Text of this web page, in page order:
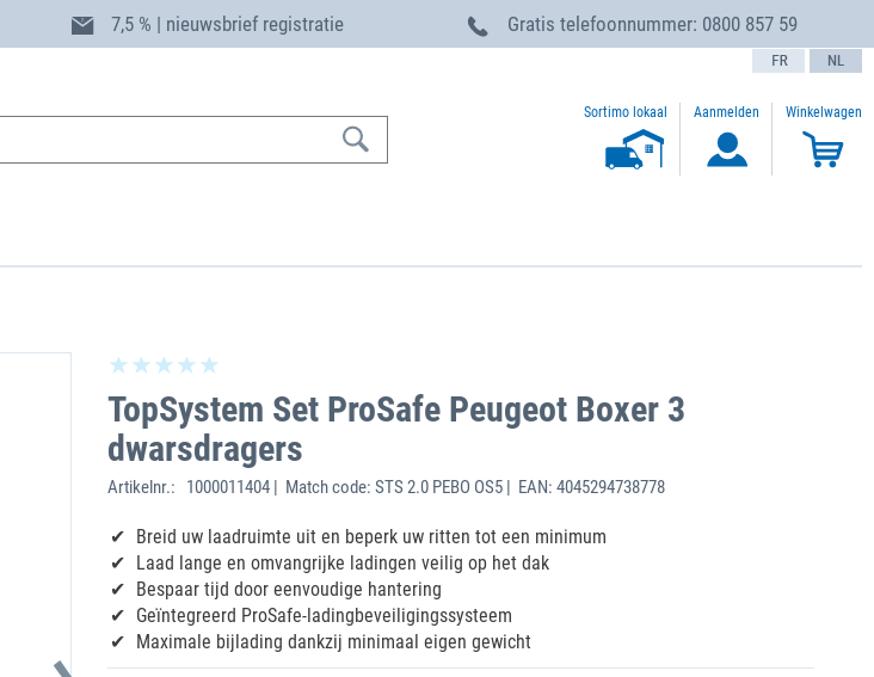
7,5 % | nieuwsbrief registratie Gratis telefoonnummer: 0800 857 59
text.language
Sortimo lokaal Aanmelden Winkelwagen
TopSystem Set ProSafe Peugeot Boxer 3
dwarsdragers
Artikelnr.: 1000011404 | Match code: STS 2.0 PEBO OS5 | EAN: 4045294738778
Breid uw laadruimte uit en beperk uw ritten tot een minimum
Laad lange en omvangrijke ladingen veilig op het dak
Bespaar tijd door eenvoudige hantering
Geïntegreerd ProSafe-ladingbeveiligingssysteem
Maximale bijlading dankzij minimaal eigen gewicht